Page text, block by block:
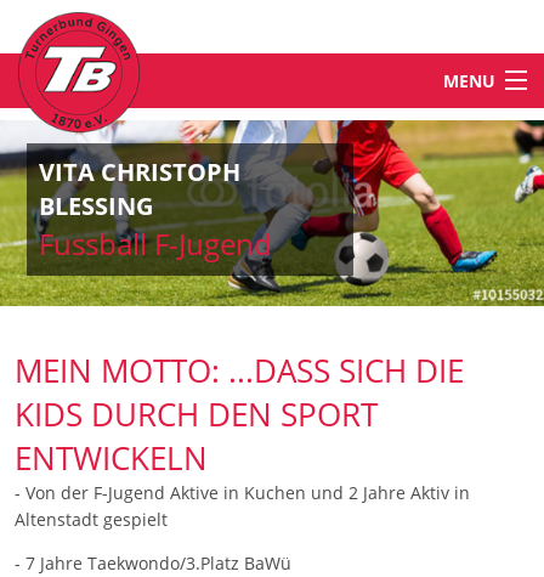
MENU
STARTSEITE
NEWS
ABTEILUNGEN & ANGEBOTE
TB-WELT
KONTAKT
VITA CHRISTOPH
BLESSING
Fussball F-Jugend
MEIN MOTTO: ...DASS SICH DIE
KIDS DURCH DEN SPORT
ENTWICKELN
- Von der F-Jugend Aktive in Kuchen und 2 Jahre Aktiv in
Altenstadt gespielt
- 7 Jahre Taekwondo/3.Platz BaWü